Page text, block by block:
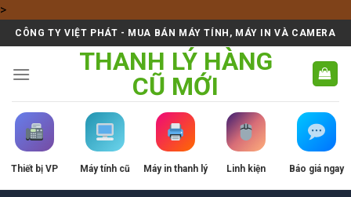
>Skip
to
content
CÔNG TY VIỆT PHÁT - MUA BÁN MÁY TÍNH, MÁY IN VÀ CAMERA
THANH LÝ HÀNG
CŨ MỚI
Thiết bị VP Máy tính cũ Máy in thanh lý Linh kiện Báo giá ngay